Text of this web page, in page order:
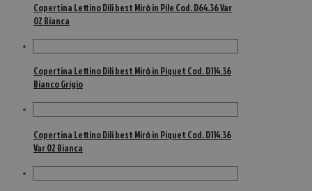
Copertina Lettino Dili best Mirò in Pile Cod. D64.36 Var
02 Bianca
Copertina Lettino Dili best Mirò in Piquet Cod. D114.36
Bianco Grigio
Copertina Lettino Dili best Mirò in Piquet Cod. D114.36
Var 02 Bianca